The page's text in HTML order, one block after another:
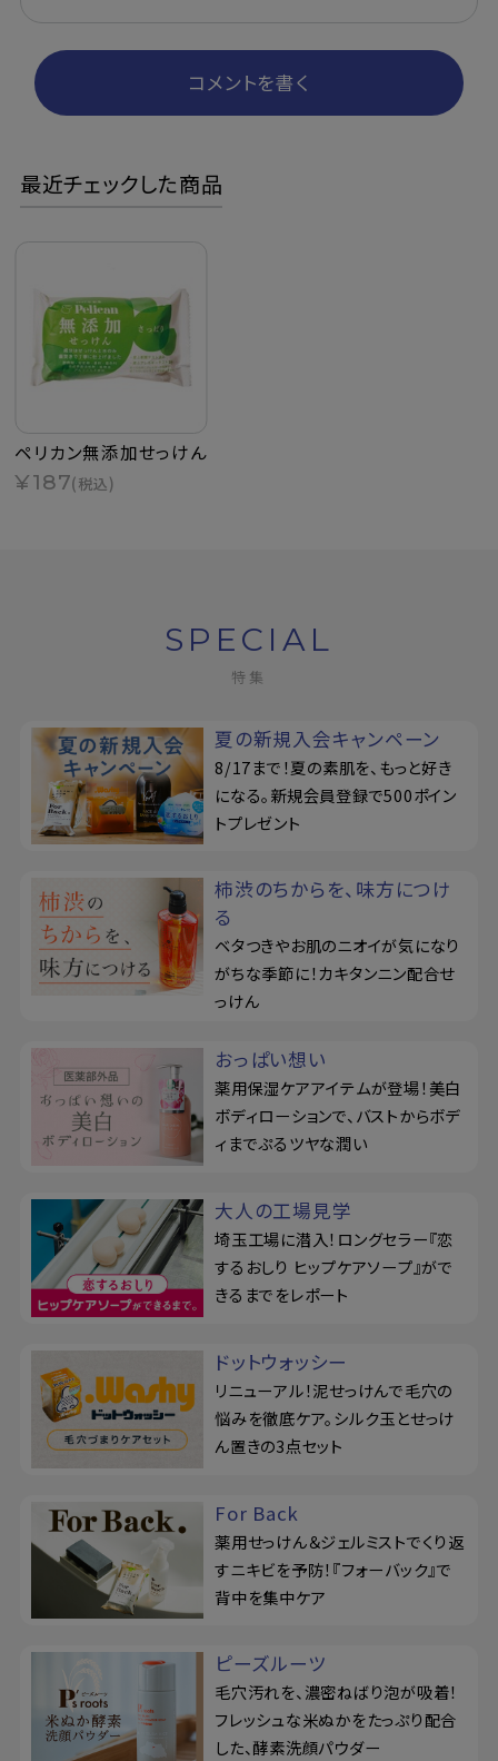
コメントを書く
最近チェックした商品
ペリカン無添加せっけん
¥187(税込)
SPECIAL
特集
夏の新規入会キャンペーン
8/17まで！夏の素肌を、もっと好き
になる。新規会員登録で500ポイン
トプレゼント
柿渋のちからを、味方につけ
る
ベタつきやお肌のニオイが気になり
がちな季節に！カキタンニン配合せ
っけん
おっぱい想い
薬用保湿ケアアイテムが登場！美白
ボディローションで、バストからボデ
ィまでぷるツヤな潤い
大人の工場見学
埼玉工場に潜入！ロングセラー『恋
するおしり ヒップケアソープ』がで
きるまでをレポート
ドットウォッシー
リニューアル！泥せっけんで毛穴の
悩みを徹底ケア。シルク玉とせっけ
ん置きの3点セット
For Back
薬用せっけん＆ジェルミストでくり返
すニキビを予防！『フォーバック』で
背中を集中ケア
ピーズルーツ
毛穴汚れを、濃密ねばり泡が吸着！
フレッシュな米ぬかをたっぷり配合
した、酵素洗顔パウダー